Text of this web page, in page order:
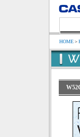
HOME＞